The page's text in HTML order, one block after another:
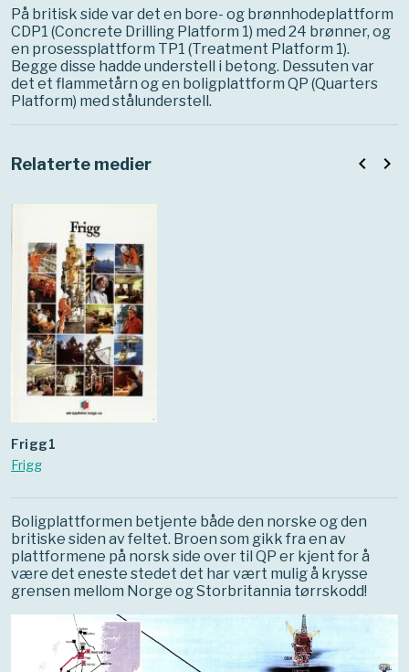
På britisk side var det en bore- og brønnhodeplattform
CDP1 (Concrete Drilling Platform 1) med 24 brønner, og
en prosessplattform TP1 (Treatment Platform 1).
Begge disse hadde understell i betong. Dessuten var
det et flammetårn og en boligplattform QP (Quarters
Platform) med stålunderstell.
Relaterte medier
frigg1
Frigg
navigate_before navigate_next
Boligplattformen betjente både den norske og den
britiske siden av feltet. Broen som gikk fra en av
plattformene på norsk side over til QP er kjent for å
være det eneste stedet det har vært mulig å krysse
grensen mellom Norge og Storbritannia tørrskodd!